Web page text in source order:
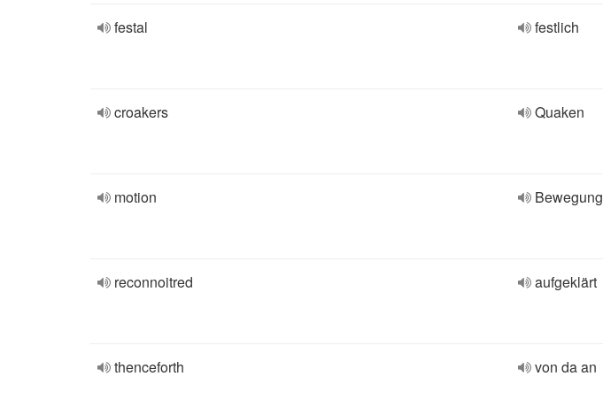
festal festlich
croakers Quaken
motion Bewegung
reconnoitred aufgeklärt
thenceforth von da an